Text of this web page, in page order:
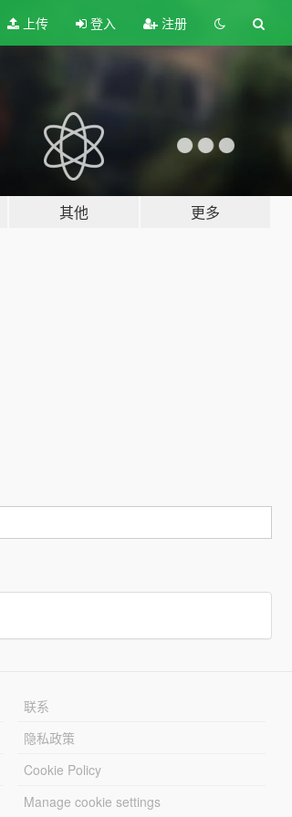
上传 登入 注册
其他 更多
联系
隐私政策
Cookie Policy
Manage cookie settings